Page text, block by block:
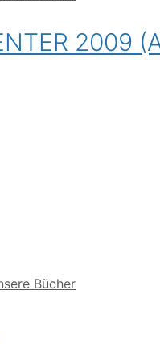
2009
Bücher